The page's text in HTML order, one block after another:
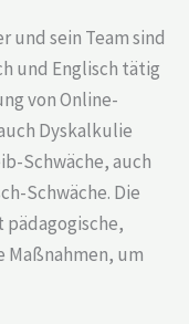
und sein Team sind
und Englisch tätig
von Online-
Dyskalkulie
Schwäche, auch
Schwäche. Die
Maßnahmen, um